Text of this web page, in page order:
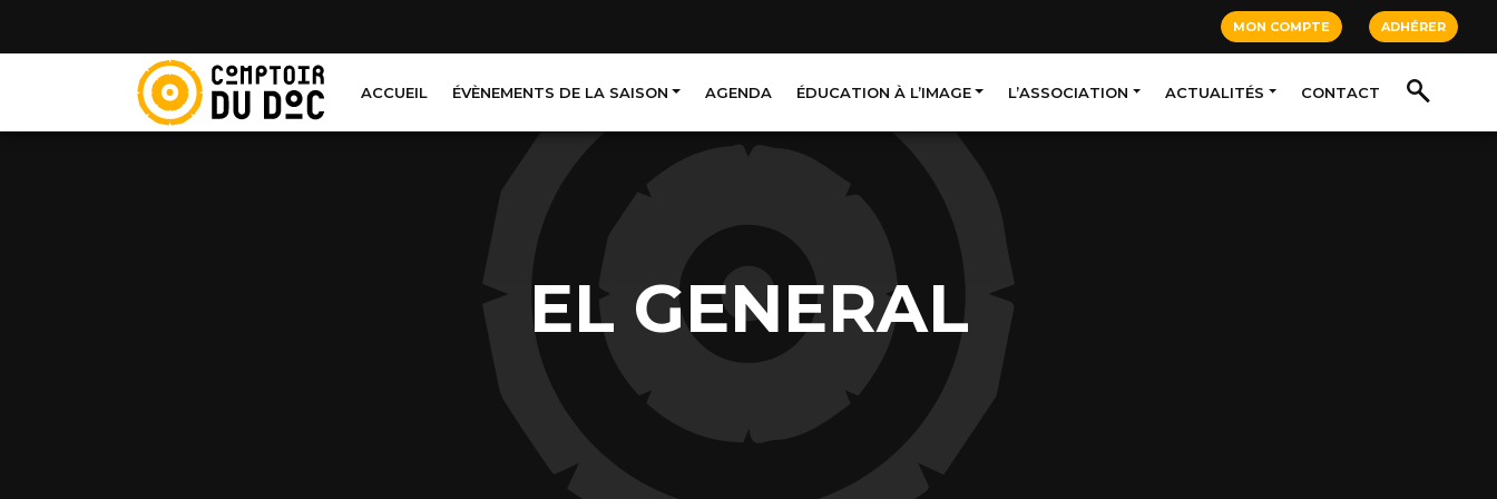
MON COMPTE ADHÉRER
ACCUEIL ÉVÈNEMENTS DE LA SAISON AGENDA ÉDUCATION À L’IMAGE L’ASSOCIATION ACTUALITÉS CONTACT
EL GENERAL